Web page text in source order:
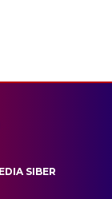
SIBER